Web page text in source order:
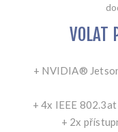
VOLAT
+ NVIDIA®
+ 4x IEEE
+ 2x